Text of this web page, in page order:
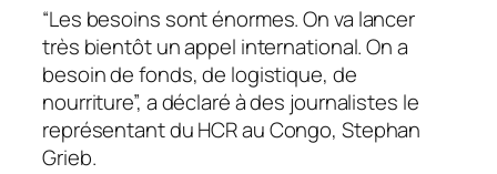
“Les besoins sont énormes. On va lancer
très bientôt un appel international. On a
besoin de fonds, de logistique, de
nourriture”, a déclaré à des journalistes le
représentant du HCR au Congo, Stephan
Grieb.